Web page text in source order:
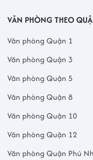
VĂN PHÒNG THEO
Văn phòng Quận 1
Văn phòng Quận 3
Văn phòng Quận 5
Văn phòng Quận 8
Văn phòng Quận 10
Văn phòng Quận 12
Văn phòng Quận Phú